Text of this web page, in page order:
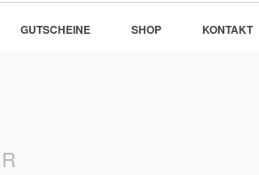
GUTSCHEINE SHOP KONTAKT